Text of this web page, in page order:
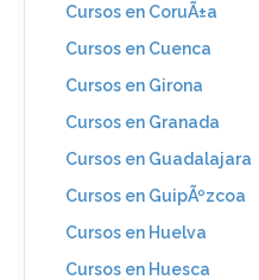
Cursos en CoruÃ±a
Cursos en Cuenca
Cursos en Girona
Cursos en Granada
Cursos en Guadalajara
Cursos en GuipÃºzcoa
Cursos en Huelva
Cursos en Huesca